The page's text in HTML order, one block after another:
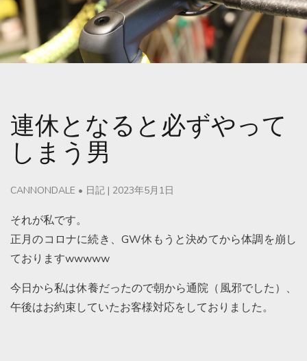
連休となると必ずやって
しまう男
CANNONDALE • 日記 | 2023年5月1日
それが私です。
正月のコロナに続き、GW休もうと決めてから体調を崩し
ておりますwwwww
今日から私は休養だったので朝から通院（風邪でした）、
午後はお約束していたお客様対応をしておりました。